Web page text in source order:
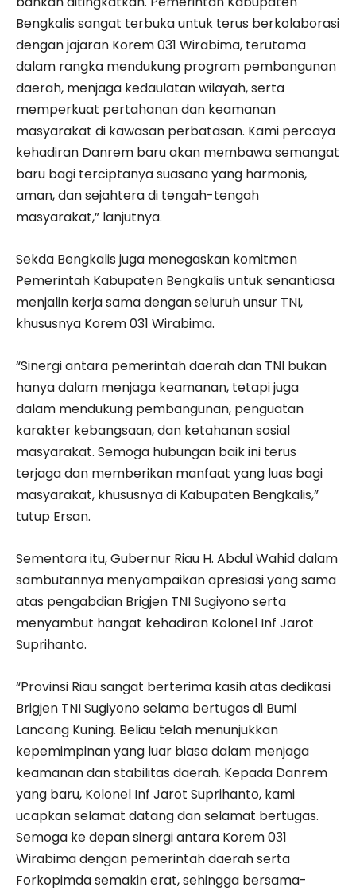
Bengkalis sangat terbuka untuk terus berkolaborasi
dengan jajaran Korem 031 Wirabima, terutama
dalam rangka mendukung program pembangunan
daerah, menjaga kedaulatan wilayah, serta
memperkuat pertahanan dan keamanan
masyarakat di kawasan perbatasan. Kami percaya
kehadiran Danrem baru akan membawa semangat
baru bagi terciptanya suasana yang harmonis,
aman, dan sejahtera di tengah-tengah
masyarakat,” lanjutnya.
Sekda Bengkalis juga menegaskan komitmen
Pemerintah Kabupaten Bengkalis untuk senantiasa
menjalin kerja sama dengan seluruh unsur TNI,
khususnya Korem 031 Wirabima.
“Sinergi antara pemerintah daerah dan TNI bukan
hanya dalam menjaga keamanan, tetapi juga
dalam mendukung pembangunan, penguatan
karakter kebangsaan, dan ketahanan sosial
masyarakat. Semoga hubungan baik ini terus
terjaga dan memberikan manfaat yang luas bagi
masyarakat, khususnya di Kabupaten Bengkalis,”
tutup Ersan.
Sementara itu, Gubernur Riau H. Abdul Wahid dalam
sambutannya menyampaikan apresiasi yang sama
atas pengabdian Brigjen TNI Sugiyono serta
menyambut hangat kehadiran Kolonel Inf Jarot
Suprihanto.
“Provinsi Riau sangat berterima kasih atas dedikasi
Brigjen TNI Sugiyono selama bertugas di Bumi
Lancang Kuning. Beliau telah menunjukkan
kepemimpinan yang luar biasa dalam menjaga
keamanan dan stabilitas daerah. Kepada Danrem
yang baru, Kolonel Inf Jarot Suprihanto, kami
ucapkan selamat datang dan selamat bertugas.
Semoga ke depan sinergi antara Korem 031
Wirabima dengan pemerintah daerah serta
Forkopimda semakin erat, sehingga bersama-